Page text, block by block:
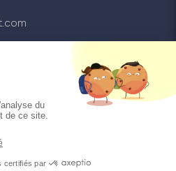
du site
légales